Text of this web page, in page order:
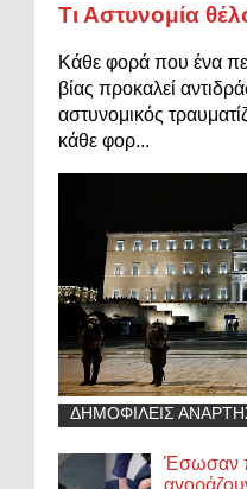
Τι Αστυνομία
Κάθε φορά που ένα
βίας προκαλεί
αστυνομικός
κάθε φορ...
ΔΗΜΟΦΙΛΕΙΣ
Έσωσαν